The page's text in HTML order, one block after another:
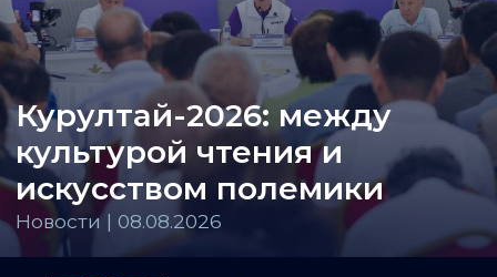
Курултай-2026: между
культурой чтения и
искусством полемики
Новости | 08.08.2026